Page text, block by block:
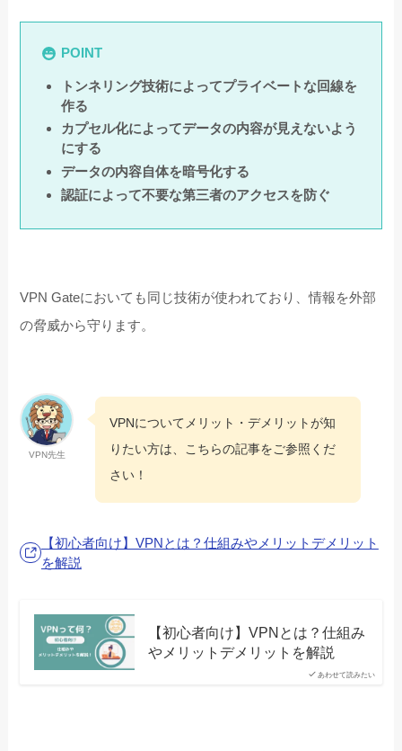
POINT
トンネリング技術によってプライベートな回線を
作る
カプセル化によってデータの内容が見えないよう
にする
データの内容自体を暗号化する
認証によって不要な第三者のアクセスを防ぐ
VPN Gateにおいても同じ技術が使われており、情報を外部
の脅威から守ります。
VPN先生
VPNについてメリット・デメリットが知
りたい方は、こちらの記事をご参照くだ
さい！
【初心者向け】VPNとは？仕組みやメリットデメリット
を解説
あわせて読みたい
【初心者向け】VPNとは？仕組み
やメリットデメリットを解説